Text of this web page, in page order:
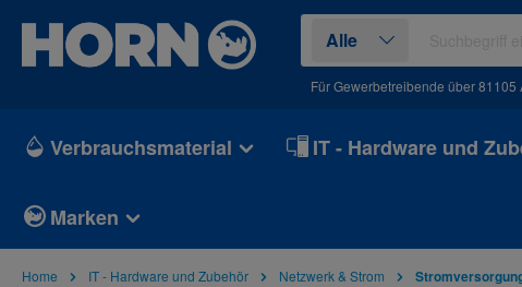
Zur Hauptnavigation springen
Alle
Für Gewerbetreibende über 81105
Verbrauchsmaterial IT - Hardware und
Marken
Home IT - Hardware und Zubehör Netzwerk & Strom